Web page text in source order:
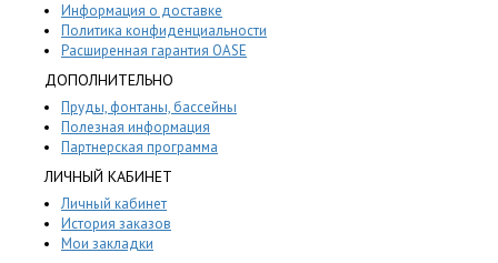
Информация о доставке
Политика конфиденциальности
Расширенная гарантия OASE
ДОПОЛНИТЕЛЬНО
Пруды, фонтаны, бассейны
Полезная информация
Партнерская программа
ЛИЧНЫЙ КАБИНЕТ
Личный кабинет
История заказов
Мои закладки